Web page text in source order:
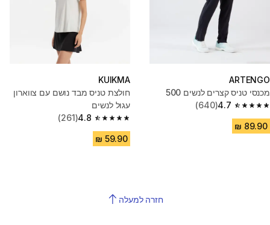
ARTENGO
מכנסי טניס קצרים לנשים 500
4.7
4.7 out of 5 stars from 640 reviews
(640)
KUIKMA
חולצת טניס מבד נושם עם צווארון
עגול לנשים
4.8
4.8 out of 5 stars from 261 reviews
(261)
חזרה למעלה